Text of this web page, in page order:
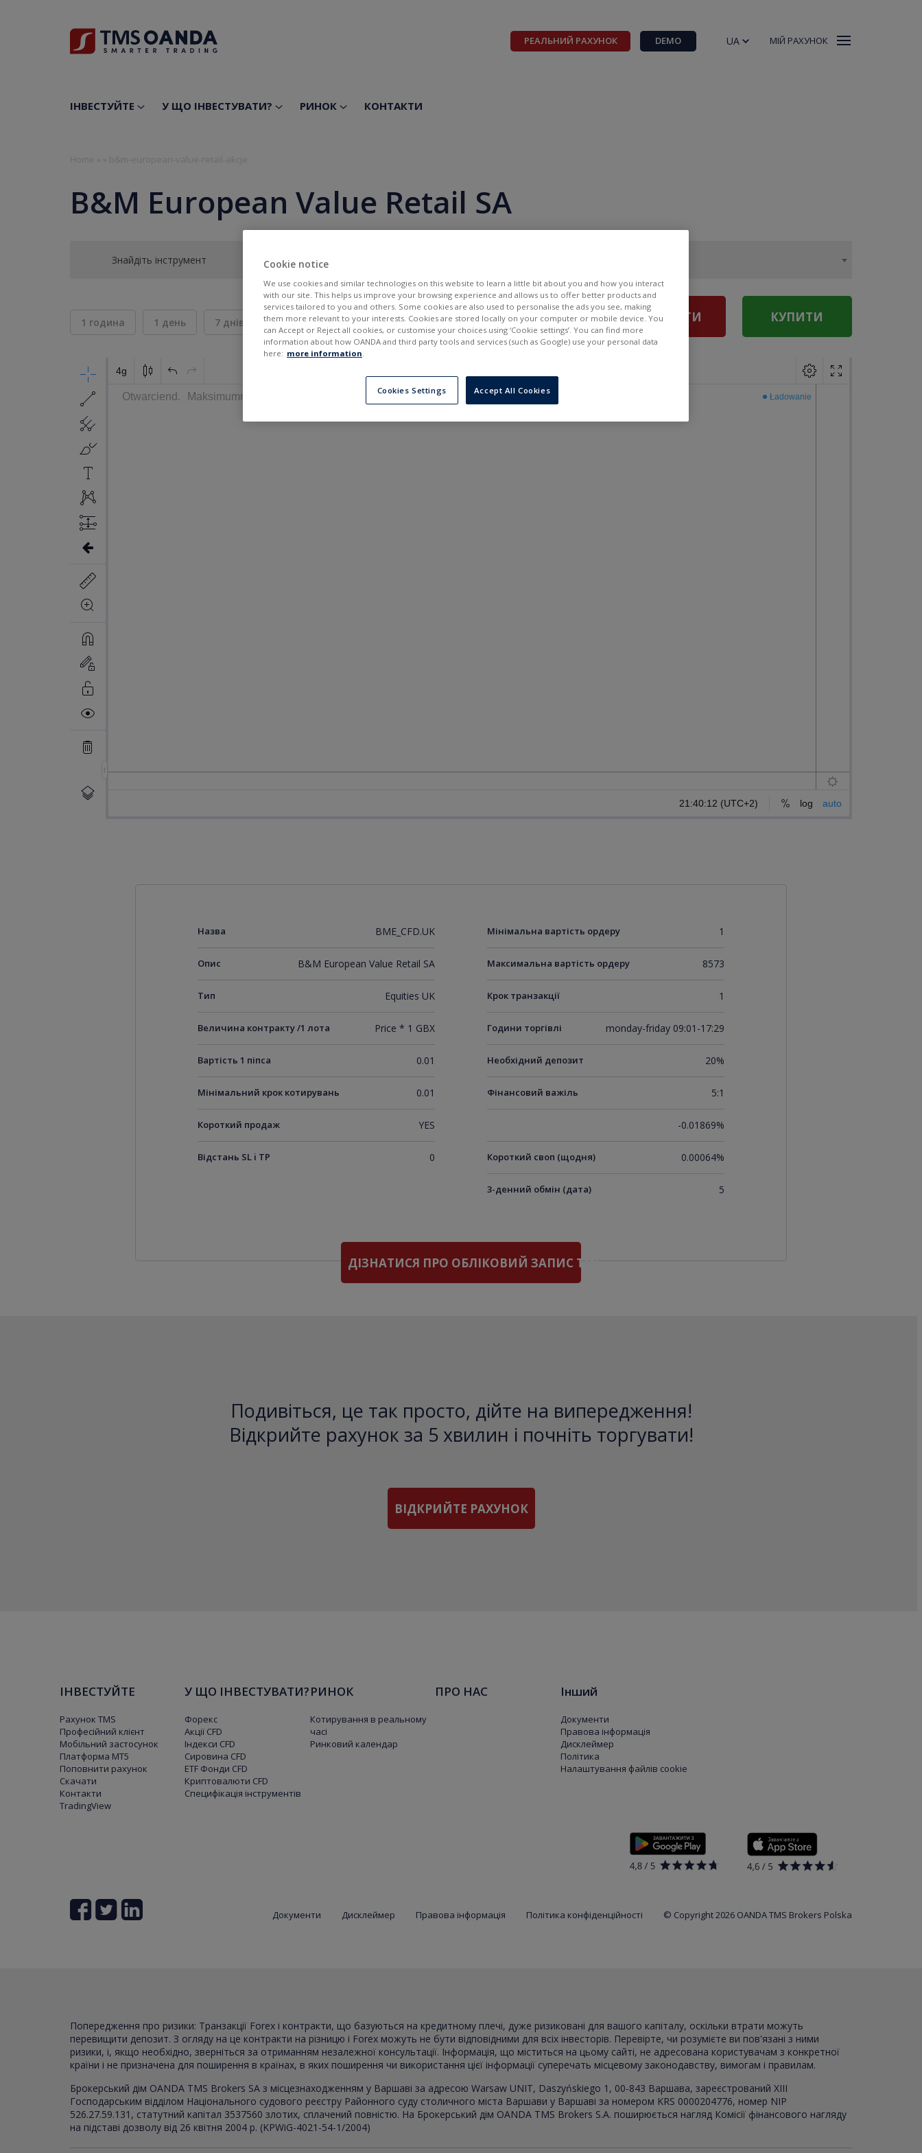
РЕАЛЬНИЙ РАХУНОК DEMO UA МІЙ РАХУНОК
ІНВЕСТУЙТЕ У ЩО ІНВЕСТУВАТИ? РИНОК КОНТАКТИ
B&M European Value Retail SA
Знайдіть інструмент
1 година 1 день 7 днів 30 днів 6 місяців
BID
---
ASK
--- ПРОДАТИ КУПИТИ
Назва BME_CFD.UK
Опис B&M European Value Retail SA
Тип Equities UK
Величина контракту /1 лота Price * 1 GBX
Вартість 1 піпса 0.01
Мінімальний крок котирувань 0.01
Короткий продаж YES
Відстань SL i TP 0
Мінімальна вартість ордеру 1
Максимальна вартість ордеру 8573
Крок транзакції 1
Години торгівлі monday-friday 09:01-17:29
Необхідний депозит 20%
Фінансовий важіль 5:1
-0.01869%
Короткий своп (щодня) 0.00064%
3-денний обмін (дата) 5
ДІЗНАТИСЯ ПРО ОБЛІКОВИЙ ЗАПИС TMS
Подивіться, це так просто, дійте на випередження!
Відкрийте рахунок за 5 хвилин і почніть торгувати!
ВІДКРИЙТЕ РАХУНОК
ІНВЕСТУЙТЕ
Рахунок TMS
Професійний клієнт
Мобільний застосунок
Платформа МТ5
Поповнити рахунок
Скачати
Контакти
TradingView
У ЩО ІНВЕСТУВАТИ?
Форекс
Акції CFD
Індекси CFD
Сировина CFD
ETF Фонди CFD
Криптовалюти CFD
Специфікація інструментів
РИНОК
Котирування в реальному
часі
Ринковий календар
ПРО НАС Інший
Документи
Правова інформація
Дисклеймер
Політика
Налаштування файлів cookie
Документи Дисклеймер Правова інформація Політика конфіденційності © Copyright 2026 OANDA TMS Brokers Polska
Попередження про ризики: Транзакції Forex і контракти, що базуються на кредитному плечі, дуже ризиковані для вашого капіталу, оскільки втрати можуть
перевищити депозит. З огляду на це контракти на різницю і Forex можуть не бути відповідними для всіх інвесторів. Перевірте, чи розумієте ви пов'язані з ними
ризики, і, якщо необхідно, зверніться за отриманням незалежної консультації. Інформація, що міститься на цьому сайті, не адресована користувачам з конкретної
країни і не призначена для поширення в країнах, в яких поширення чи використання цієї інформації суперечать місцевому законодавству, вимогам і правилам.
Брокерський дім OANDA TMS Brokers SA з місцезнаходженням у Варшаві за адресою Warsaw UNIT, Daszyńskiego 1, 00-843 Варшава, зареєстрований XIII
Господарським відділом Національного судового реєстру Районного суду столичного міста Варшави у Варшаві за номером KRS 0000204776, номер NIP
526.27.59.131, статутний капітал 3537560 злотих, сплачений повністю. На Брокерський дім OANDA TMS Brokers S.A. поширюється нагляд Комісії фінансового нагляду
на підставі дозволу від 26 квітня 2004 р. (KPWiG-4021-54-1/2004)
Cookie notice
We use cookies and similar technologies on this website to learn a little bit about you and how you interact
with our site. This helps us improve your browsing experience and allows us to offer better products and
services tailored to you and others. Some cookies are also used to personalise the ads you see, making
them more relevant to your interests. Cookies are stored locally on your computer or mobile device. You
can Accept or Reject all cookies, or customise your choices using ‘Cookie settings’. You can find more
information about how OANDA and third party tools and services (such as Google) use your personal data
here: more information
Cookies Settings Accept All Cookies